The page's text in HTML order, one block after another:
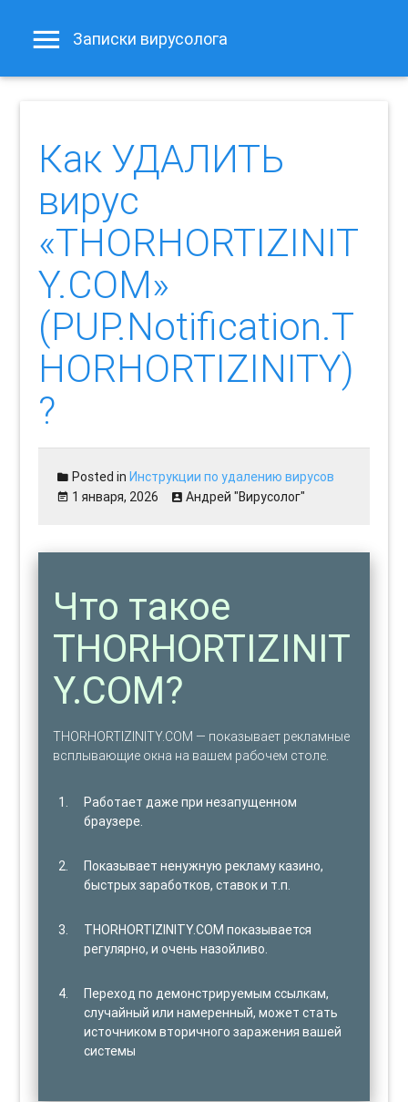
Записки вирусолога
Как УДАЛИТЬ
вирус
«THORHORTIZINIT
Y.COM»
(PUP.Notification.T
HORHORTIZINITY)
?
Posted inИнструкции по удалению вирусов
1 января, 2026
Андрей "Вирусолог"
Что такое
THORHORTIZINIT
Y.COM?
THORHORTIZINITY.COM — показывает рекламные
всплывающие окна на вашем рабочем столе.
Работает даже при незапущенном
браузере.
Показывает ненужную рекламу казино,
быстрых заработков, ставок и т.п.
THORHORTIZINITY.COM показывается
регулярно, и очень назойливо.
Переход по демонстрируемым ссылкам,
случайный или намеренный, может стать
источником вторичного заражения вашей
системы